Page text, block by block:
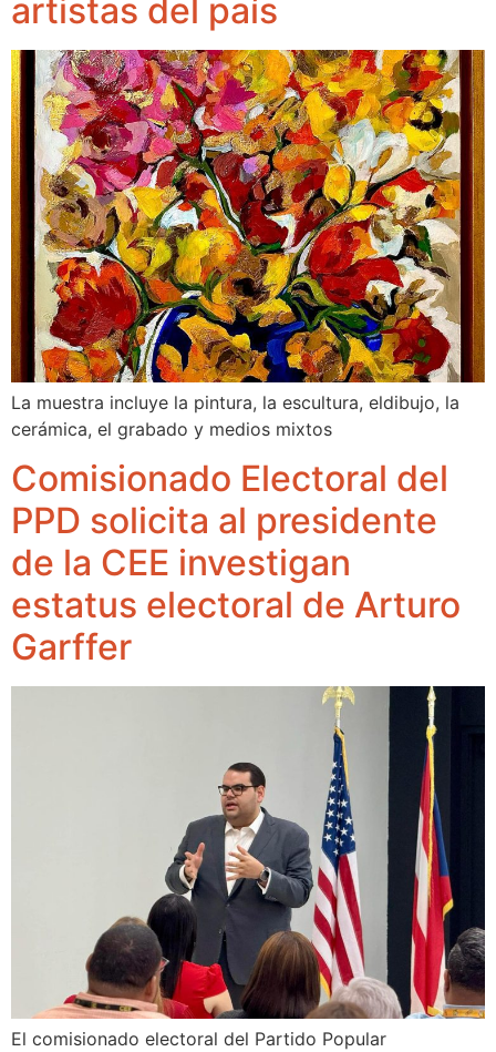
artistas del país
La muestra incluye la pintura, la escultura, eldibujo, la
cerámica, el grabado y medios mixtos
Comisionado Electoral del
PPD solicita al presidente
de la CEE investigan
estatus electoral de Arturo
Garffer
El comisionado electoral del Partido Popular